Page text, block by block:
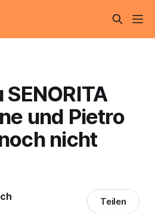
und Pietro
nicht
Teilen